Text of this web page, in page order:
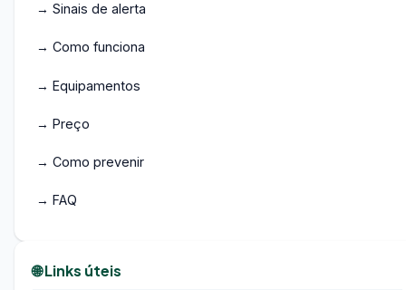
→ Sinais de alerta
→ Como funciona
→ Equipamentos
→ Preço
→ Como prevenir
→ FAQ
🌐 Links úteis